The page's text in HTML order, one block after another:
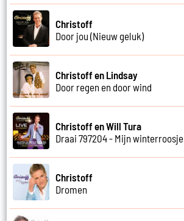
Christoff
Door jou (Nieuw geluk)
Christoff en Lindsay
Door regen en door wind
Christoff en Will Tura
Draai 797204 - Mijn winterroosje
Christoff
Dromen